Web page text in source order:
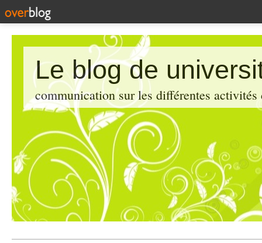
Le blog de
communication sur les différentes